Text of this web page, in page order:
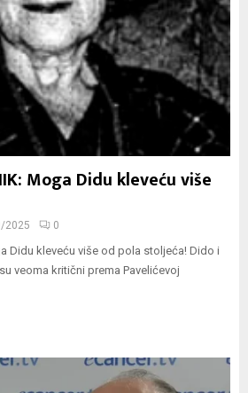
Moga Didu kleveću više
2025 0
Didu kleveću više od pola stoljeća! Dido i
veoma kritični prema Pavelićevoj